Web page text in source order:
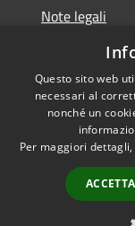
Note legali
Dichiarazione
Accessibilità
Questo sito web
necessari al
nonché un
Per maggiori